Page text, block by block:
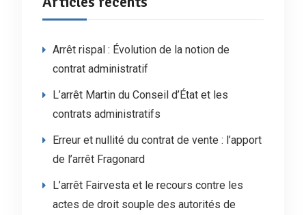
Arrêt rispal : Évolution de la notion de
contrat administratif
L’arrêt Martin du Conseil d’État et les
contrats administratifs
Erreur et nullité du contrat de vente : l’apport
de l’arrêt Fragonard
L’arrêt Fairvesta et le recours contre les
actes de droit souple des autorités de